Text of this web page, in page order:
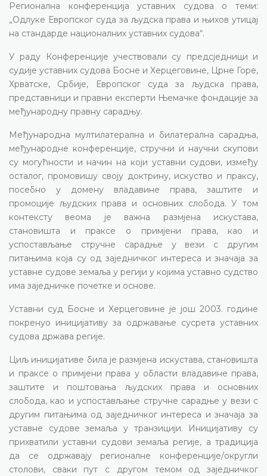
Регионална конференција уставних судова о теми:
„Одлуке Европског суда за људска права и њихов утицај
на стандарде националних уставних судова“.
У раду Конференције учествовали су предсједници и
судије уставних судова Босне и Херцеговине, Црне Горе,
Хрватске, Србије, Европског суда за људска права,
представници и правни експерти Њемачке фондације за
међународну правну сарадњу.
Међународна мултилатерална и билатерална сарадња,
међународне конференције, стручни и научни скупови
су могућности и начин на који уставни судови, између
осталог, промовишу своју доктрину, искуство и праксу,
посебно у домену владавине права, заштите и
промоције људских права и основних слобода. У том
контексту веома је важна размјена искустава,
становишта и праксе о примјени права, као и
успостављање стручне сарадње у вези с другим
питањима која су од заједничког интереса и значаја за
уставне судове земаља у регији у којима уставно судство
има заједничке почетке и основе.
Уставни суд Босне и Херцеговине је још 2003. године
покренуо иницијативу за одржавање сусрета уставних
судова држава регије.
Циљ иницијативе била је размјена искустава, становишта
и праксе о примјени права у области владавине права,
заштите и поштовања људских права и основних
слобода, као и успостављање стручне сарадње у вези с
другим питањима од заједничког интереса и значаја за
уставне судове земаља у транзицији. Иницијативу су
прихватили уставни судови земаља регије, а традиција
да се одржавају регионалне конференције/округли
столови, сваки пут с другом темом од заједничког